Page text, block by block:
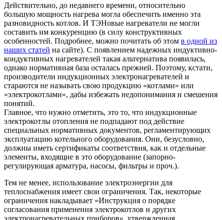
Действительно, до недавнего времени, относительно
большую мощность нагрева могла обеспечить именно эта
разновидность котлов. И ТЭНовые нагреватели не могли
составить им конкуренцию (в силу конструктивных
особенностей. Подробнее, можно почитать об этом в одной из
наших статей на сайте). С появлением надежных индуктивно-
кондуктивных нагревателей такая альтернатива появилась,
однако нормативная база осталась прежней. Поэтому, кстати,
производители индукционных электронагревателей и
стараются не называть свою продукцию «котлами» или
«электрокотлами», дабы избежать недопонимания и смешения
понятий.
Главное, что нужно отметить, это то, что индукционные
электрокотлы отопления не подпадают под действие
специальных нормативных документов, регламентирующих
эксплуатацию котельного оборудования. Они, безусловно,
должны иметь сертификаты соответствия, как и отдельные
элементы, входящие в это оборудование (запорно-
регулирующая арматура, насосы, фильтры и проч.).
Тем не менее, использование электроэнергии для
теплоснабжения имеет свои ограничения. Так, некоторые
ограничения накладывает «Инструкция о порядке
согласования применения электрокотлов и других
электронагревательных приборов», утвержденная